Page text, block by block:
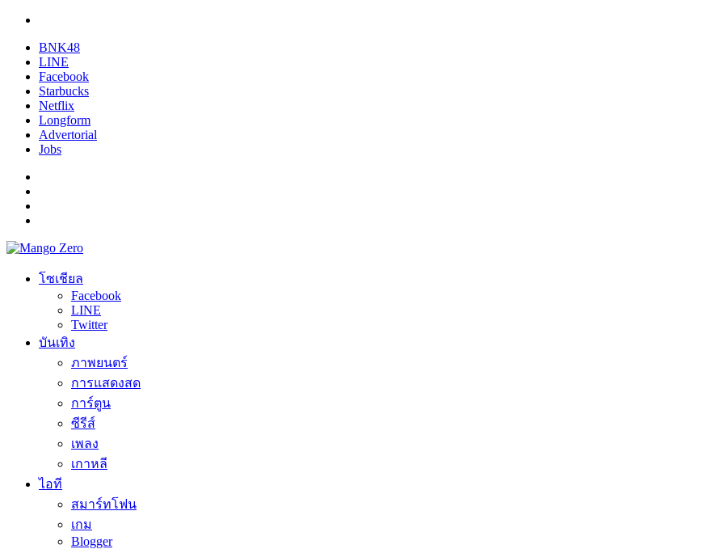
BNK48
LINE
Facebook
Starbucks
Netflix
Longform
Advertorial
Jobs
โซเชียล
Facebook
LINE
Twitter
บันเทิง
ภาพยนตร์
การแสดงสด
การ์ตูน
ซีรีส์
เพลง
เกาหลี
ไอที
สมาร์ทโฟน
เกม
Blogger